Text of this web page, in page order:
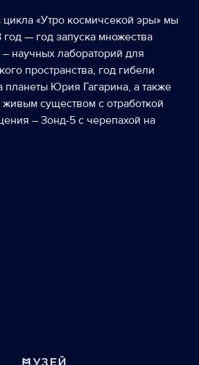
«Утро космичсекой эры» мы
— год запуска множества
научных лабораторий для
пространства, год гибели
планеты Юрия Гагарина, а также
существом с отработкой
– Зонд-5 с черепахой на